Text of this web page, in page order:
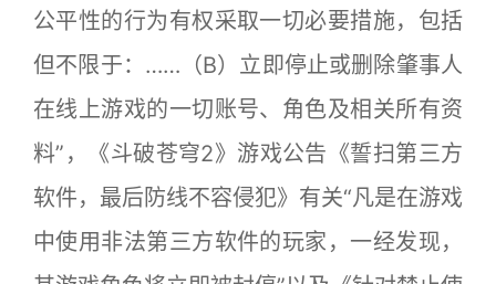
公平性的行为有权采取一切必要措施，包括
但不限于：……（B）立即停止或删除肇事人
在线上游戏的一切账号、角色及相关所有资
料”，《斗破苍穹2》游戏公告《誓扫第三方
软件，最后防线不容侵犯》有关“凡是在游戏
中使用非法第三方软件的玩家，一经发现，